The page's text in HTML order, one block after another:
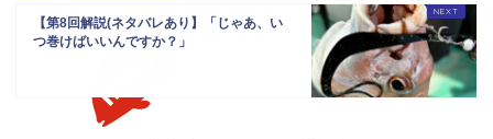
【第8回解説(ネタバレあり】「じゃあ、い
つ巻けばいいんですか？」